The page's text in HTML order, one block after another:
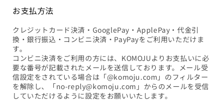
お支払方法
クレジットカード決済・GooglePay・ApplePay・代金引
換・銀行振込・コンビニ決済・PayPayをご利用いただけま
す。
コンビニ決済をご利用の方には、KOMOJUよりお支払いに必
要な番号が記載されたメールを送信しております。メール受
信設定をされている場合は「@komoju.com」のフィルター
を解除し、「no-reply@komoju.com」からのメールを受信
していただけるように設定をお願いいたします。